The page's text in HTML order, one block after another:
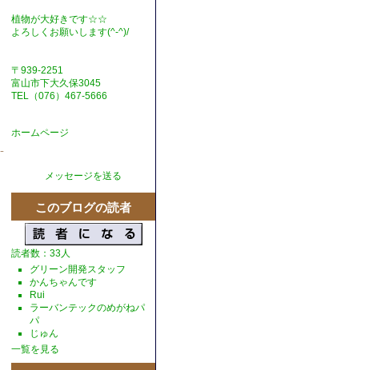
植物が大好きです☆☆
よろしくお願いします(^-^)/
〒939-2251
富山市下大久保3045
TEL（076）467-5666
ホームページ
メッセージを送る
このブログの読者
読者数：33人
グリーン開発スタッフ
かんちゃんです
Rui
ラーバンテックのめがねパ
パ
じゅん
一覧を見る